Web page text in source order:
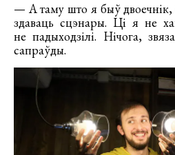
— А таму што я быў двоечнік,
здаваць сцэнары. Ці я не
не падыходзілі. Нічога,
сапраўды.